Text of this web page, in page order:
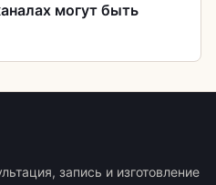
могут быть
запись и изготовление